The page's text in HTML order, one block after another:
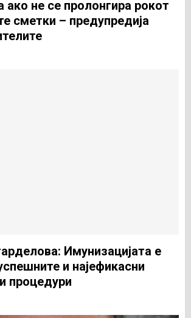
ако не се пролонгира рокот
сметки – предупредија
Имунизацијата е
и најефикасни
процедури